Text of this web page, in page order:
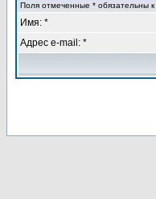
Поля отмеченные * обязательны
Имя: *
Адрес e-mail: *